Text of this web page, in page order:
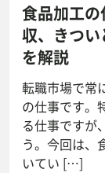
食品加工
収、きつ
を解説
転職市場で常
の仕事です。
る仕事ですが
う。今回は、
いてい […]